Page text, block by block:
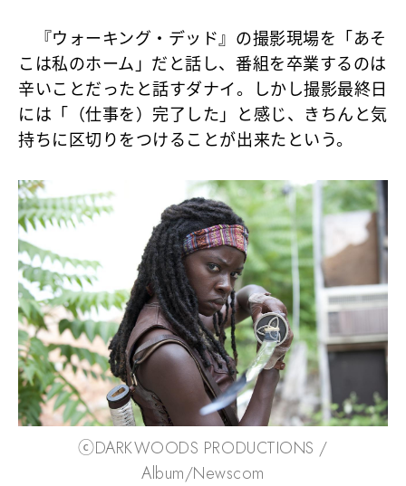
『ウォーキング・デッド』の撮影現場を「あそ
こは私のホーム」だと話し、番組を卒業するのは
辛いことだったと話すダナイ。しかし撮影最終日
には「（仕事を）完了した」と感じ、きちんと気
持ちに区切りをつけることが出来たという。
ⓒDARKWOODS PRODUCTIONS /
Album/Newscom